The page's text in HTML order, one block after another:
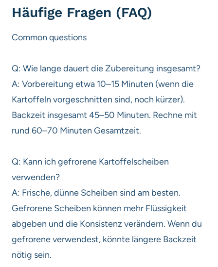
Häufige Fragen (FAQ)
Common questions
Q: Wie lange dauert die Zubereitung insgesamt?
A: Vorbereitung etwa 10–15 Minuten (wenn die
Kartoffeln vorgeschnitten sind, noch kürzer).
Backzeit insgesamt 45–50 Minuten. Rechne mit
rund 60–70 Minuten Gesamtzeit.
Q: Kann ich gefrorene Kartoffelscheiben
verwenden?
A: Frische, dünne Scheiben sind am besten.
Gefrorene Scheiben können mehr Flüssigkeit
abgeben und die Konsistenz verändern. Wenn du
gefrorene verwendest, könnte längere Backzeit
nötig sein.